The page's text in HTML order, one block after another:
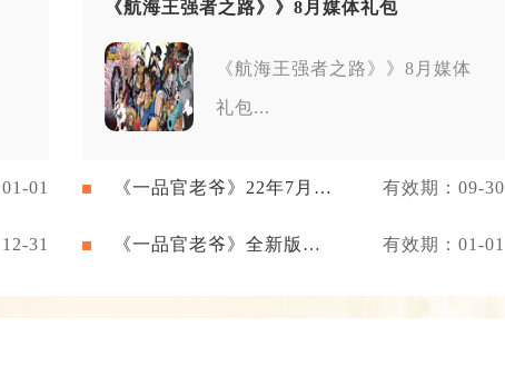
《航海王强者之路》》8月媒体礼包
《航海王强者之路》》8月媒体
礼包...
01
《一品官老爷》22年7月新
有效期：09-30
31
《一品官老爷》全新版本
有效期：01-01